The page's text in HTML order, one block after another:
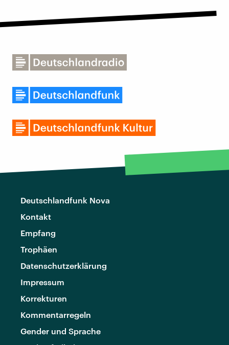
Deutschlandfunk Nova
Kontakt
Empfang
Trophäen
Datenschutzerklärung
Impressum
Korrekturen
Kommentarregeln
Gender und Sprache